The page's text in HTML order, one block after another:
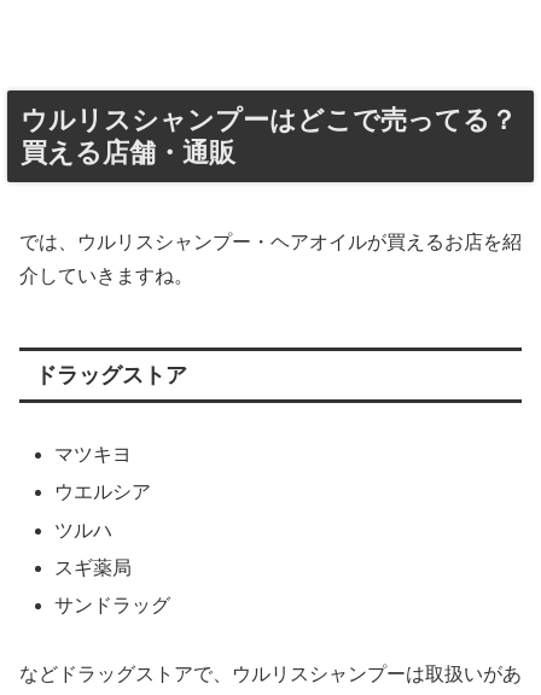
ウルリスシャンプーはどこで売ってる？
買える店舗・通販
では、ウルリスシャンプー・ヘアオイルが買えるお店を紹
介していきますね。
ドラッグストア
マツキヨ
ウエルシア
ツルハ
スギ薬局
サンドラッグ
などドラッグストアで、ウルリスシャンプーは取扱いがあ